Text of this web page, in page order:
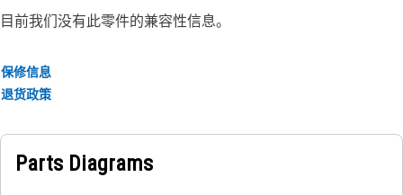
目前我们没有此零件的兼容性信息。
保修信息
退货政策
Parts Diagrams